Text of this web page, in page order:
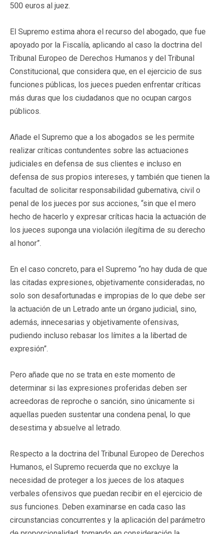
500 euros al juez.
El Supremo estima ahora el recurso del abogado, que fue
apoyado por la Fiscalía, aplicando al caso la doctrina del
Tribunal Europeo de Derechos Humanos y del Tribunal
Constitucional, que considera que, en el ejercicio de sus
funciones públicas, los jueces pueden enfrentar críticas
más duras que los ciudadanos que no ocupan cargos
públicos.
Añade el Supremo que a los abogados se les permite
realizar críticas contundentes sobre las actuaciones
judiciales en defensa de sus clientes e incluso en
defensa de sus propios intereses, y también que tienen la
facultad de solicitar responsabilidad gubernativa, civil o
penal de los jueces por sus acciones, “sin que el mero
hecho de hacerlo y expresar críticas hacia la actuación de
los jueces suponga una violación ilegítima de su derecho
al honor”.
En el caso concreto, para el Supremo “no hay duda de que
las citadas expresiones, objetivamente consideradas, no
solo son desafortunadas e impropias de lo que debe ser
la actuación de un Letrado ante un órgano judicial, sino,
además, innecesarias y objetivamente ofensivas,
pudiendo incluso rebasar los límites a la libertad de
expresión”.
Pero añade que no se trata en este momento de
determinar si las expresiones proferidas deben ser
acreedoras de reproche o sanción, sino únicamente si
aquellas pueden sustentar una condena penal, lo que
desestima y absuelve al letrado.
Respecto a la doctrina del Tribunal Europeo de Derechos
Humanos, el Supremo recuerda que no excluye la
necesidad de proteger a los jueces de los ataques
verbales ofensivos que puedan recibir en el ejercicio de
sus funciones. Deben examinarse en cada caso las
circunstancias concurrentes y la aplicación del parámetro